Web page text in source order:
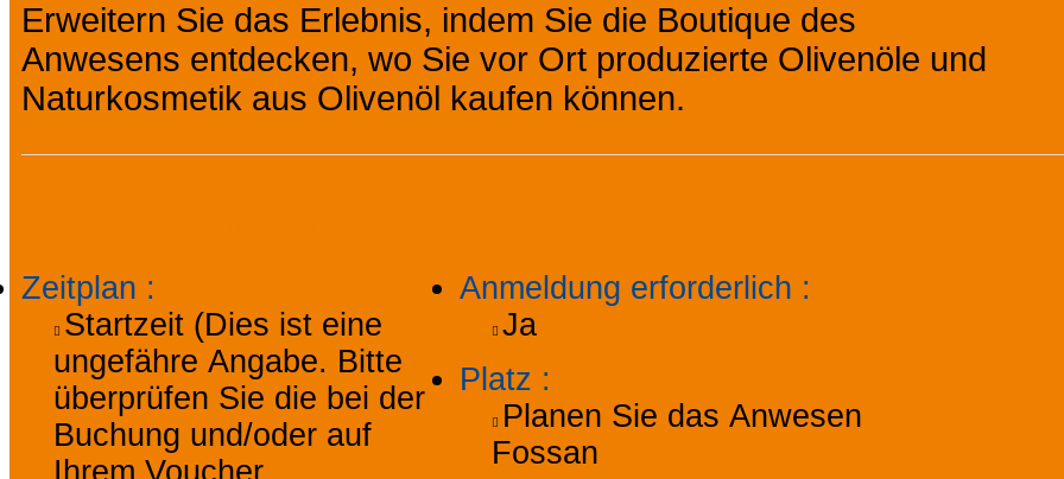
Erweitern Sie das Erlebnis, indem Sie die Boutique des
Anwesens entdecken, wo Sie vor Ort produzierte Olivenöle und
Naturkosmetik aus Olivenöl kaufen können.
Zeitplan :
Startzeit (Dies ist eine
ungefähre Angabe. Bitte
überprüfen Sie die bei der
Buchung und/oder auf
Anmeldung erforderlich :
Ja
Platz :
Planen Sie das Anwesen
Fossan